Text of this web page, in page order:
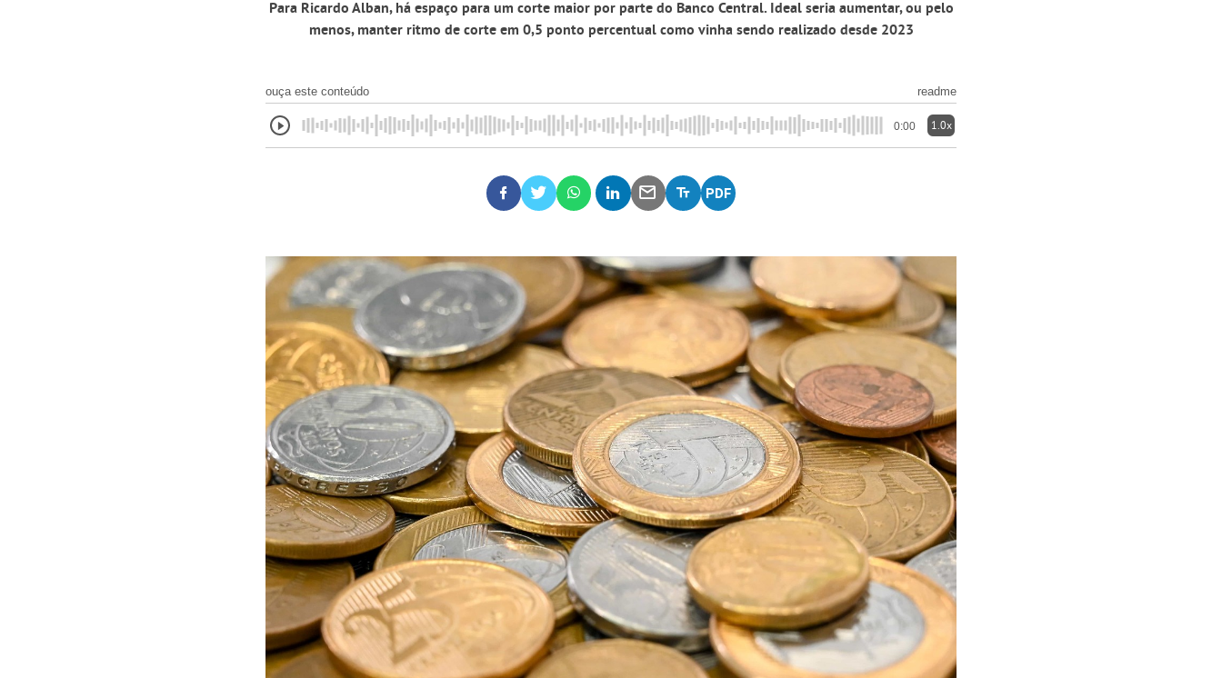
Para Ricardo Alban, há espaço para um corte maior por parte do Banco Central. Ideal seria aumentar, ou pelo
menos, manter ritmo de corte em 0,5 ponto percentual como vinha sendo realizado desde 2023
ouça este conteúdo readme
0:00 1.0x